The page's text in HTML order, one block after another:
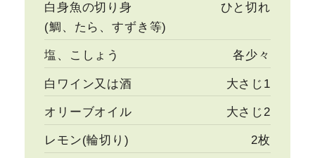
白身魚の切り身
(鯛、たら、すずき等)
ひと切れ
塩、こしょう 各少々
白ワイン又は酒 大さじ1
オリーブオイル 大さじ2
レモン(輪切り) 2枚